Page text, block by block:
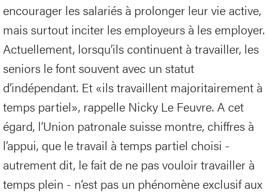
encourager les salariés à prolonger leur vie active,
mais surtout inciter les employeurs à les employer.
Actuellement, lorsqu’ils continuent à travailler, les
seniors le font souvent avec un statut
d’indépendant. Et «ils travaillent majoritairement à
temps partiel», rappelle Nicky Le Feuvre. A cet
égard, l’Union patronale suisse montre, chiffres à
l’appui, que le travail à temps partiel choisi -
autrement dit, le fait de ne pas vouloir travailler à
temps plein - n’est pas un phénomène exclusif aux